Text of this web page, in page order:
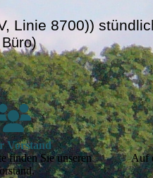
Linie 8700))
Vorstand
finden Sie unseren
Auf